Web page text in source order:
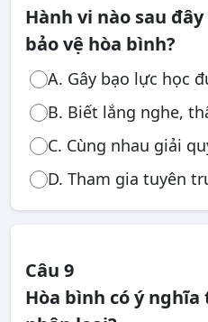
Hành vi nào sau
bảo vệ hòa bình?
A. Gây bạo lực học
B. Biết lắng nghe,
C. Cùng nhau giải
D. Tham gia tuyên
Câu 9
Hòa bình có ý